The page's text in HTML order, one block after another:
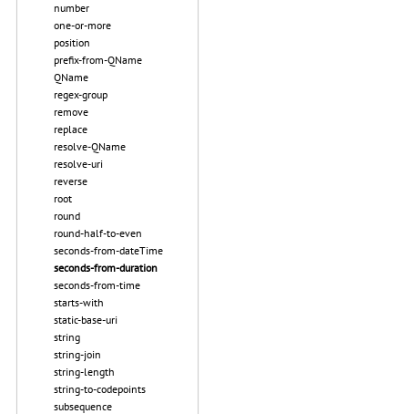
number
one-or-more
position
prefix-from-QName
QName
regex-group
remove
replace
resolve-QName
resolve-uri
reverse
root
round
round-half-to-even
seconds-from-dateTime
seconds-from-duration
seconds-from-time
starts-with
static-base-uri
string
string-join
string-length
string-to-codepoints
subsequence